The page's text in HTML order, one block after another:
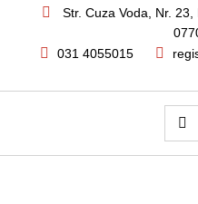
Str. Cuza Voda, Nr. 23
031 4055015